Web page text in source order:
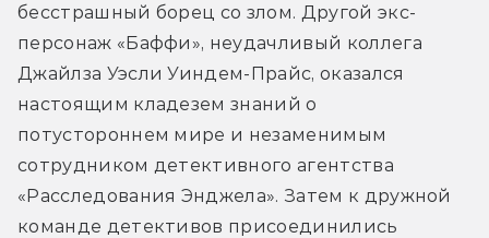
бесстрашный борец со злом. Другой экс-
персонаж «Баффи», неудачливый коллега
Джайлза Уэсли Уиндем-Прайс, оказался
настоящим кладезем знаний о
потустороннем мире и незаменимым
сотрудником детективного агентства
«Расследования Энджела». Затем к дружной
команде детективов присоединились